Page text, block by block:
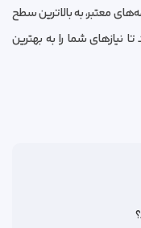
معتبر، به بالاترین سطح
نیازهای شما را به بهترین